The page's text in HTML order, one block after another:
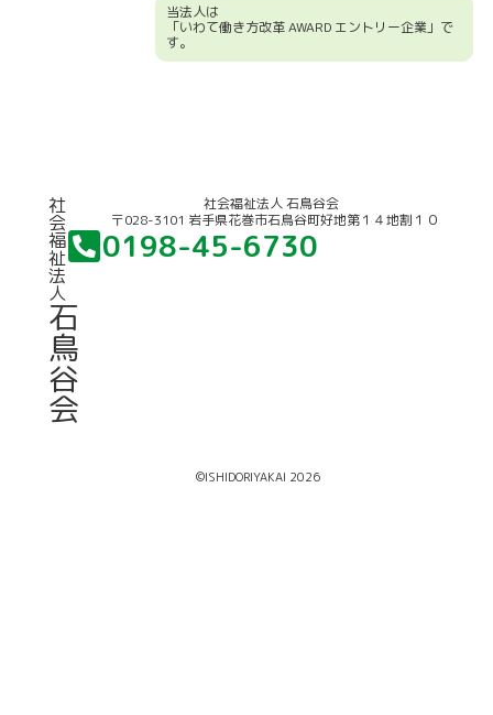
当法人は
「いわて働き方改革 AWARD エントリー企業」で
す。
社
会
福
祉
法
人
石
鳥
谷
会
社会福祉法人 石鳥谷会
〒028-3101 岩手県花巻市石鳥谷町好地第１４地割１０
0198-45-6730
©ISHIDORIYAKAI 2026